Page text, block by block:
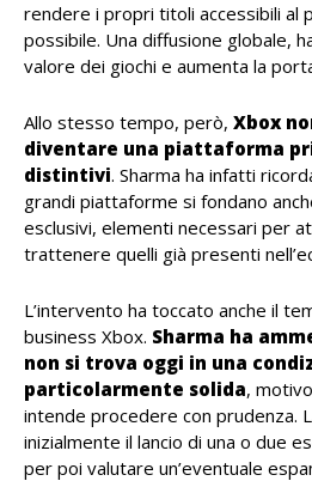
rendere i propri titoli accessibili al
possibile. Una diffusione globale,
valore dei giochi e aumenta la
Allo stesso tempo, però, Xbox
diventare una piattaforma
distintivi. Sharma ha infatti
grandi piattaforme si fondano
esclusivi, elementi necessari per
trattenere quelli già presenti
L’intervento ha toccato anche il
business Xbox. Sharma ha
non si trova oggi in una
particolarmente solida,
intende procedere con prudenza.
inizialmente il lancio di una o due
per poi valutare un’eventuale